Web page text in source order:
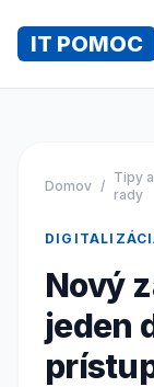
IT POMOC
Domov /
Tipy a
rady
Nový
jeden